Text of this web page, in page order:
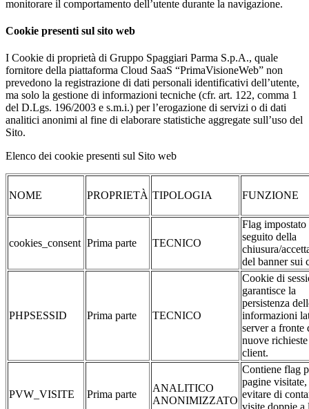
monitorare il comportamento dell’utente durante la navigazione.
Cookie presenti sul sito web
I Cookie di proprietà di Gruppo Spaggiari Parma S.p.A., quale
fornitore della piattaforma Cloud SaaS “PrimaVisioneWeb” non
prevedono la registrazione di dati personali identificativi dell’utente,
ma solo la gestione di informazioni tecniche (cfr. art. 122, comma 1
del D.Lgs. 196/2003 e s.m.i.) per l’erogazione di servizi o di dati
analitici anonimi al fine di elaborare statistiche aggregate sull’uso del
Sito.
Elenco dei cookie presenti sul Sito web
NOME PROPRIETÀ TIPOLOGIA FUNZIONE
cookies_consent Prima parte TECNICO
Flag impostato
seguito della
chiusura/
del banner sui
PHPSESSID Prima parte TECNICO
Cookie di
garantisce la
persistenza
informazioni
server a fronte
nuove
client.
PVW_VISITE Prima parte
ANALITICO
ANONIMIZZATO
Contiene flag
pagine visitate,
evitare di